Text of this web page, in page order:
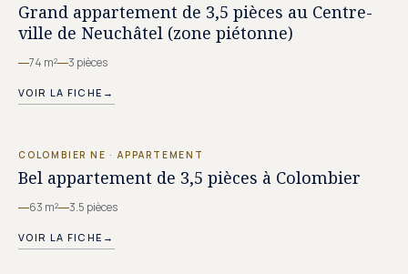
Grand appartement de 3,5 pièces au Centre-
ville de Neuchâtel (zone piétonne)
74 m² 3 pièces
VOIR LA FICHE →
COLOMBIER NE ·APPARTEMENT
Bel appartement de 3,5 pièces à Colombier
63 m² 3.5 pièces
VOIR LA FICHE →